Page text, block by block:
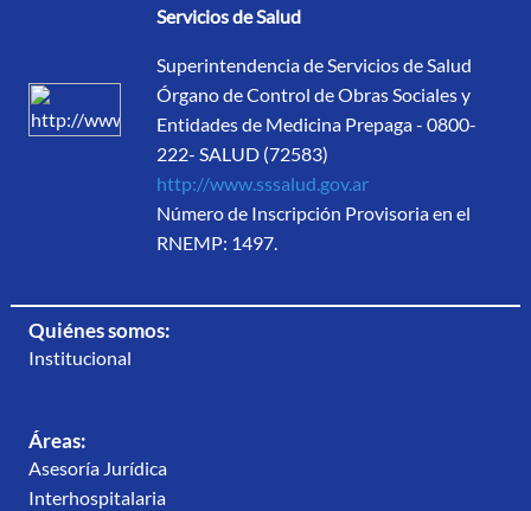
Servicios de Salud
Superintendencia de Servicios de Salud
Órgano de Control de Obras Sociales y
Entidades de Medicina Prepaga - 0800-
222- SALUD (72583)
http://www.sssalud.gov.ar
Número de Inscripción Provisoria en el
RNEMP: 1497.
Quiénes somos:
Institucional
Áreas:
Asesoría Jurídica
Interhospitalaria